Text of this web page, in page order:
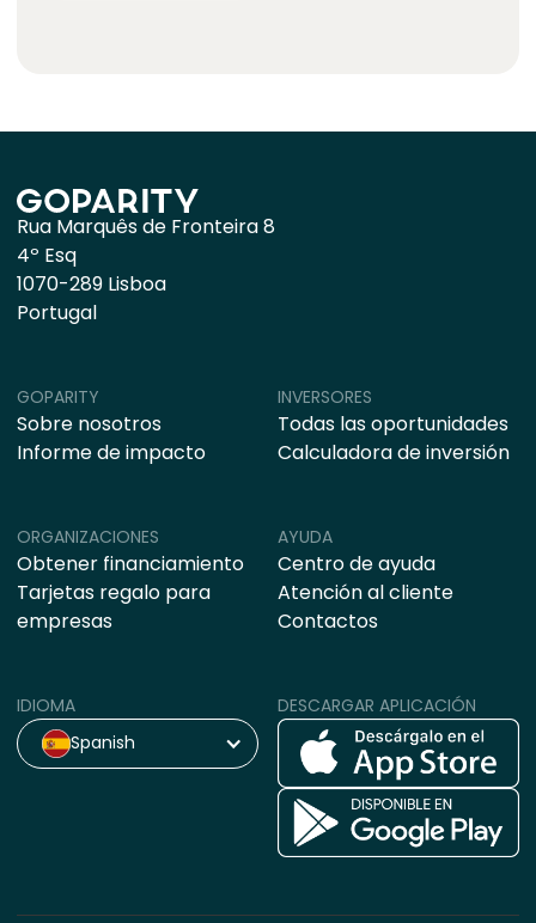
Rua Marquês de Fronteira 8
4º Esq
1070-289 Lisboa
Portugal
ORGANIZACIONES
Obtener financiamiento
Tarjetas regalo para
empresas
AYUDA
Centro de ayuda
Atención al cliente
Contactos
GOPARITY
Sobre nosotros
Informe de impacto
INVERSORES
Todas las oportunidades
Calculadora de inversión
IDIOMA
Spanish
DESCARGAR APLICACIÓN